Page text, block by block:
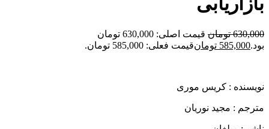
630,000 تومان
قیمت اصلی: 630,000 تومان
بود.585,000 تومانقیمت فعلی: 585,000 تومان.
نویسنده : کریس موری
مترجم : مجید نوریان